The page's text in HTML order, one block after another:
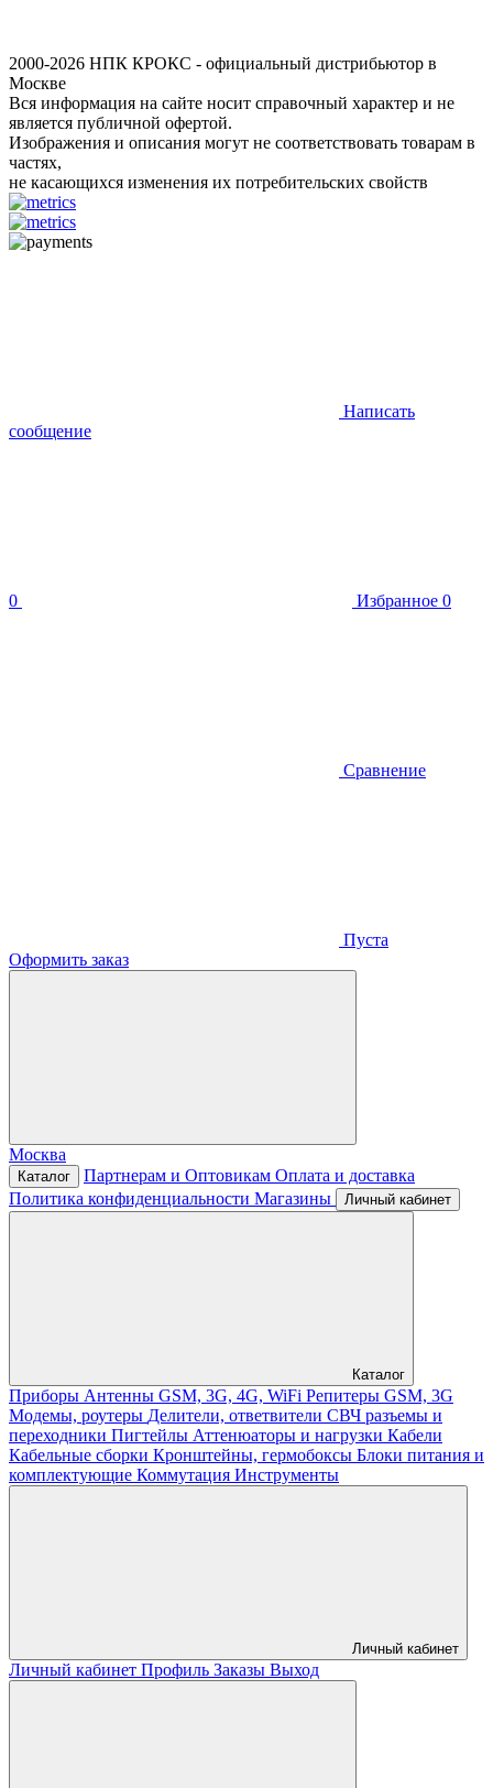
2000-2026 НПК КРОКС - официальный дистрибьютор в
Москве
Вся информация на сайте носит справочный характер и не
является публичной офертой.
Изображения и описания могут не соответствовать товарам в
частях,
не касающихся изменения их потребительских свойств
Написать
сообщение
0 Избранное 0
Сравнение
Пуста
Оформить заказ
Москва
Каталог Партнерам и Оптовикам Оплата и доставка
Политика конфиденциальности Магазины Личный кабинет
Каталог
Приборы Антенны GSM, 3G, 4G, WiFi Репитеры GSM, 3G
Модемы, роутеры Делители, ответвители СВЧ разъемы и
переходники Пигтейлы Аттенюаторы и нагрузки Кабели
Кабельные сборки Кронштейны, гермобоксы Блоки питания и
комплектующие Коммутация Инструменты
Личный кабинет
Личный кабинет Профиль Заказы Выход